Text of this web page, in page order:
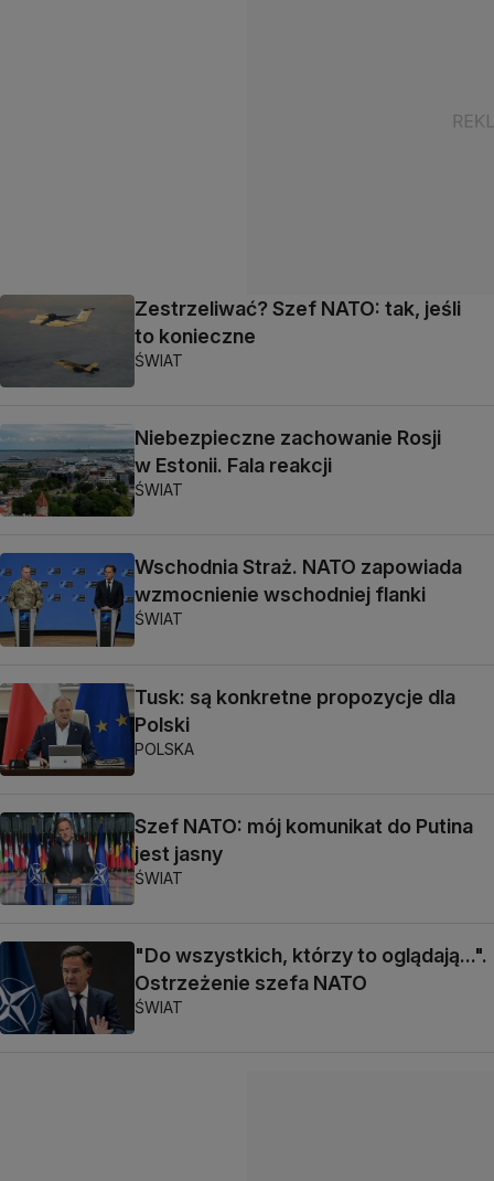
Zestrzeliwać? Szef NATO: tak, jeśli
to konieczne
ŚWIAT
Niebezpieczne zachowanie Rosji
w Estonii. Fala reakcji
ŚWIAT
Wschodnia Straż. NATO zapowiada
wzmocnienie wschodniej flanki
ŚWIAT
Tusk: są konkretne propozycje dla
Polski
POLSKA
Szef NATO: mój komunikat do Putina
jest jasny
ŚWIAT
"Do wszystkich, którzy to oglądają...".
Ostrzeżenie szefa NATO
ŚWIAT